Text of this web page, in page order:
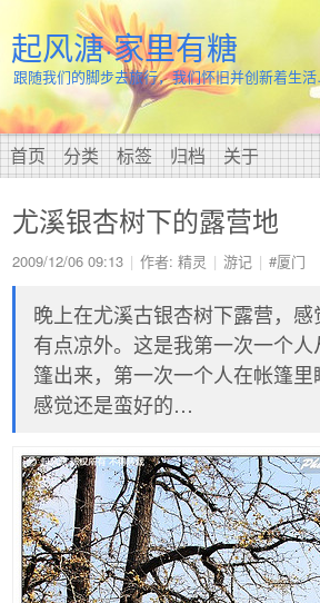
起风溏·家里有糖
跟随我们的脚步去旅行，我们怀旧并创新着生
首页 分类 标签 归档 关于
尤溪银杏树下的露营地
2009/12/06 09:13 作者: 精灵 游记 #厦门
晚上在尤溪古银杏树下露营，
有点凉外。这是我第一次一个
篷出来，第一次一个人在帐篷里
感觉还是蛮好的…